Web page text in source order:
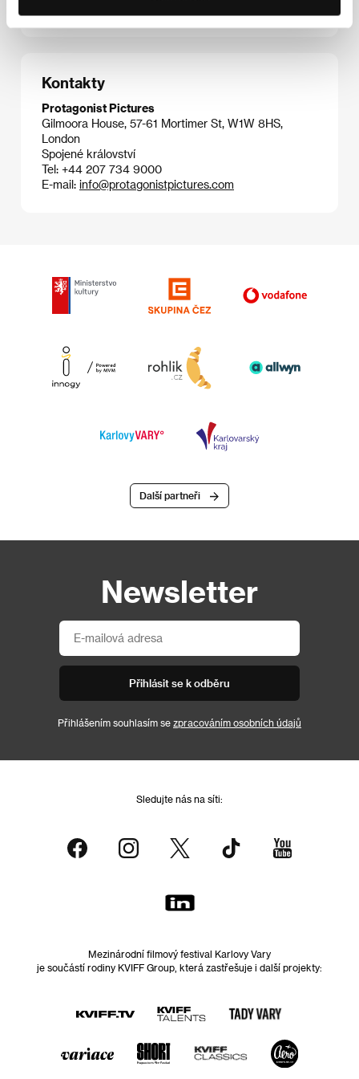
Kontakty
Protagonist Pictures
Gilmoora House, 57-61 Mortimer St, W1W 8HS,
London
Spojené království
Tel: +44 207 734 9000
E-mail: info@protagonistpictures.com
Další partneři
Newsletter
Přihlásit se k odběru
Přihlášením souhlasím se zpracováním osobních údajů
Sledujte nás na síti:
Mezinárodní filmový festival Karlovy Vary
je součástí rodiny KVIFF Group, která zastřešuje i další projekty: